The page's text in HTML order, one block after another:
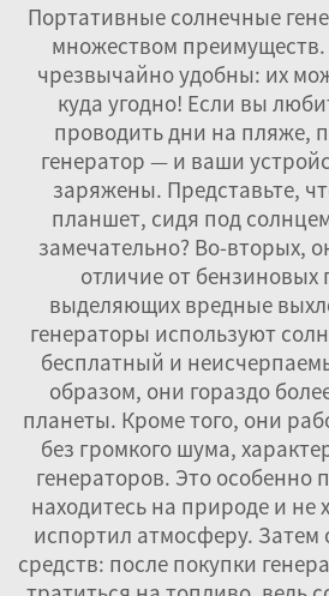
Портативные солнечные
множеством
чрезвычайно удобны: их
куда угодно! Если вы
проводить дни на пляже,
генератор — и ваши
заряжены. Представьте,
планшет, сидя под
замечательно? Во-вторых,
отличие от бензиновых
выделяющих вредные
генераторы используют
бесплатный и
образом, они гораздо
планеты. Кроме того, они
без громкого шума,
генераторов. Это особенно
находитесь на природе и не
испортил атмосферу. Затем
средств: после покупки